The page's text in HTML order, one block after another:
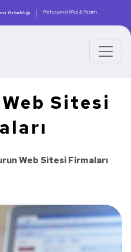
Ortaklığı | Profesyonel Web & Yazılım
Sitesi
Web Sitesi Firmaları